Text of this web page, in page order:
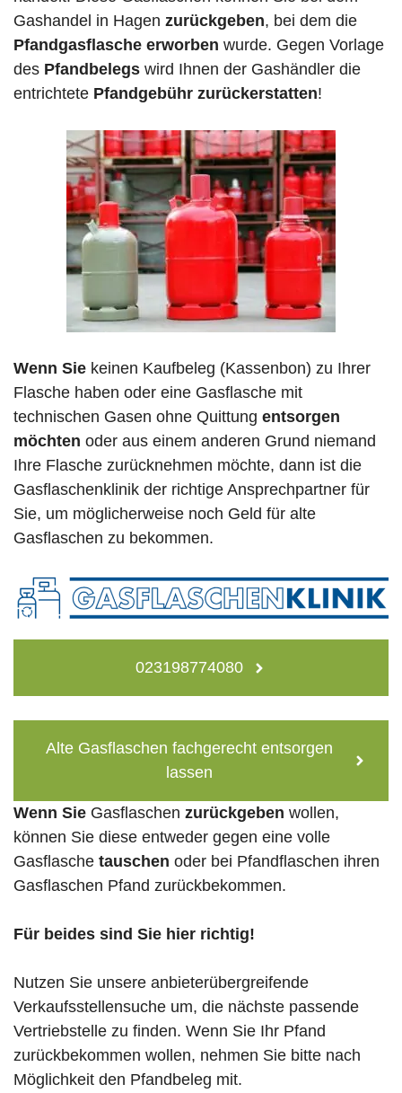
Gashandel in Hagen zurückgeben, bei dem die
Pfandgasflasche erworben wurde. Gegen Vorlage
des Pfandbelegs wird Ihnen der Gashändler die
entrichtete Pfandgebühr zurückerstatten!
Wenn Sie keinen Kaufbeleg (Kassenbon) zu Ihrer
Flasche haben oder eine Gasflasche mit
technischen Gasen ohne Quittung entsorgen
möchten oder aus einem anderen Grund niemand
Ihre Flasche zurücknehmen möchte, dann ist die
Gasflaschenklinik der richtige Ansprechpartner für
Sie, um möglicherweise noch Geld für alte
Gasflaschen zu bekommen.
023198774080
Alte Gasflaschen fachgerecht entsorgen
lassen
Wenn Sie Gasflaschen zurückgeben wollen,
können Sie diese entweder gegen eine volle
Gasflasche tauschen oder bei Pfandflaschen ihren
Gasflaschen Pfand zurückbekommen.
Für beides sind Sie hier richtig!
Nutzen Sie unsere anbieterübergreifende
Verkaufsstellensuche um, die nächste passende
Vertriebstelle zu finden. Wenn Sie Ihr Pfand
zurückbekommen wollen, nehmen Sie bitte nach
Möglichkeit den Pfandbeleg mit.